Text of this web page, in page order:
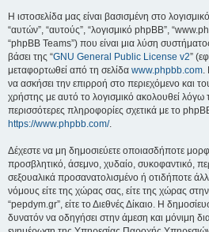
Η ιστοσελίδα μας είναι βασισμένη στο
“αυτών”, “αυτούς”, “λογισμικό phpBB”,
“phpBB Teams”) που είναι μια λύση
βάσει της “GNU General Public License v2”
μεταφορτωθεί από τη σελίδα www.phpbb.com.
να ασκήσει την επιρροή στο περιεχόμενο και
χρήστης με αυτό το λογισμικό ακολουθεί
περισσότερες πληροφορίες σχετικά με το
https://www.phpbb.com/.
Δέχεστε να μη δημοσιεύετε οποιασδήποτε
προσβλητικό, άσεμνο, χυδαίο, συκοφαντικό,
σεξουαλικά προσανατολισμένο ή οτιδήποτε
νόμους είτε της χώρας σας, είτε της χώρας στην
“pepdym.gr”, είτε το Διεθνές Δίκαιο. Η
δυνατόν να οδηγήσει στην άμεση και μόνιμη